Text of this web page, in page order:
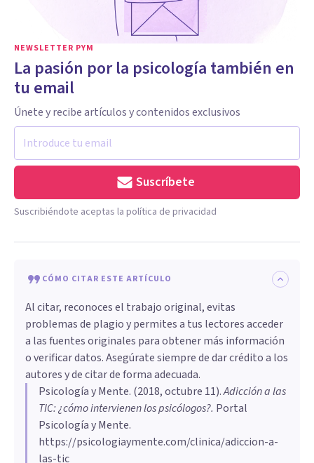
NEWSLETTER PYM
La pasión por la psicología también en
tu email
Únete y recibe artículos y contenidos exclusivos
Suscríbete
Suscribiéndote aceptas la política de privacidad
CÓMO CITAR ESTE ARTÍCULO
Al citar, reconoces el trabajo original, evitas
problemas de plagio y permites a tus lectores acceder
a las fuentes originales para obtener más información
o verificar datos. Asegúrate siempre de dar crédito a los
autores y de citar de forma adecuada.
Psicología y Mente. (2018, octubre 11).Adicción a las
TIC: ¿cómo intervienen los psicólogos?. Portal
Psicología y Mente.
https://psicologiaymente.com/clinica/adiccion-a-
las-tic